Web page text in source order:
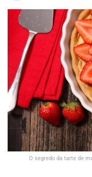
O segredo da tarte de